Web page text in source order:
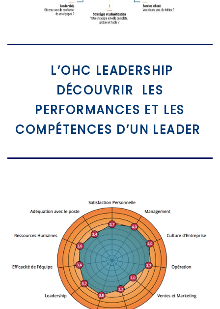
L’OHC LEADERSHIP
DÉCOUVRIR LES
PERFORMANCES ET LES
COMPÉTENCES D’UN LEADER